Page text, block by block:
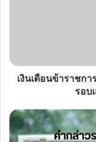
รอบ
แรก
นี้
พ.ย.
เงินเดือนข้าราชก
รอบ
คำ
กล่าว
รายงาน